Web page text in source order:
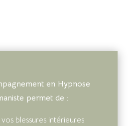
en Hypnose
permet de :
blessures intérieures